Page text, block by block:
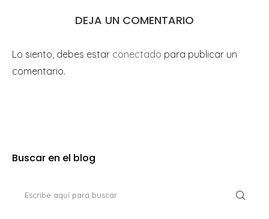
DEJA UN COMENTARIO
Lo siento, debes estar conectado para publicar un
comentario.
Buscar en el blog